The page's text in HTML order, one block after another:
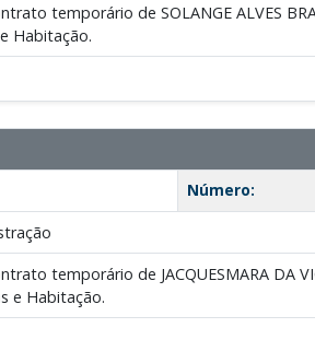
temporário de SOLANGE ALVES
Habitação.
Número:
temporário de JACQUESMARA DA
e Habitação.